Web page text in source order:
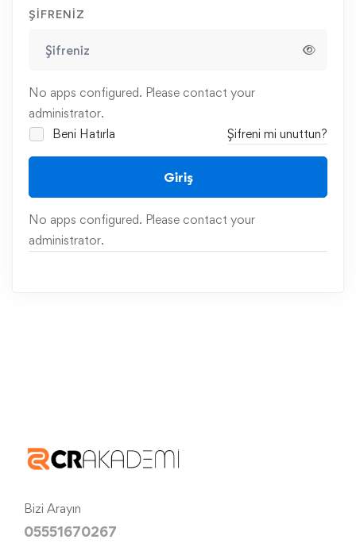
ŞIFRENIZ
No apps configured. Please contact your
administrator.
Beni Hatırla
Şifreni mi unuttun?
Giriş
No apps configured. Please contact your
administrator.
Bizi Arayın
05551670267